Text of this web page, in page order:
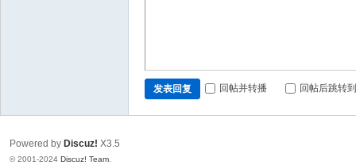
发表回复 回帖并转播 回帖后跳转
Powered by Discuz! X3.5
© 2001-2024 Discuz! Team